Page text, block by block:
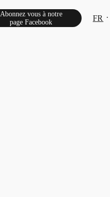
Abonnez vous à notre
page Facebook
FR